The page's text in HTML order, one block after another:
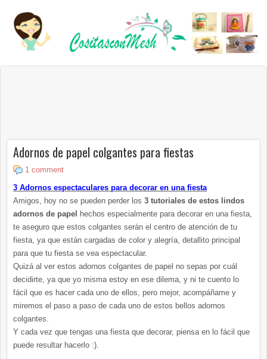
Adornos de papel colgantes para fiestas
1 comment
3 Adornos espectaculares para decorar en una fiesta
Amigos, hoy no se pueden perder los 3 tutoriales de estos lindos
adornos de papel hechos especialmente para decorar en una fiesta,
te aseguro que estos colgantes serán el centro de atención de tu
fiesta, ya que están cargadas de color y alegría, detallito principal
para que tu fiesta se vea espectacular.
Quizá al ver estos adornos colgantes de papel no sepas por cuál
decidirte, ya que yo misma estoy en ese dilema, y ni te cuento lo
fácil que es hacer cada uno de ellos, pero mejor, acompáñame y
miremos el paso a paso de cada uno de estos bellos adornos
colgantes.
Y cada vez que tengas una fiesta que decorar, piensa en lo fácil que
puede resultar hacerlo :).